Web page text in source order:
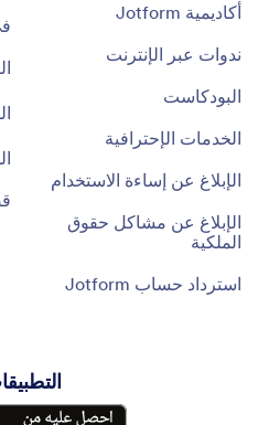
أكاديمية Jotform
ندوات عبر الإنترنت
البودكاست
الخدمات الإحترافية
الإبلاغ عن إساءة الاستخدام
الإبلاغ عن مشاكل حقوق
الملكية
استرداد حساب Jotform